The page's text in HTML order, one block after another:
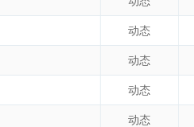
动态
动态
动态
动态